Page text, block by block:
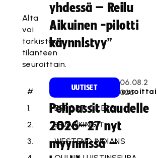
Alta
voi
tarkistaa
tilanteen
seuroittain.
#
Lisenssimäärät
1.
ESPORT OILERS
2.
ERÄVIIKINGIT
3.
WESTEND INDIANS
yhdessä – Reilu
Aikuinen -pilotti
käynnistyy”
UUTISET
06.08.2
026
Pelipassit kaudelle
2026–27 nyt
myynnissä –